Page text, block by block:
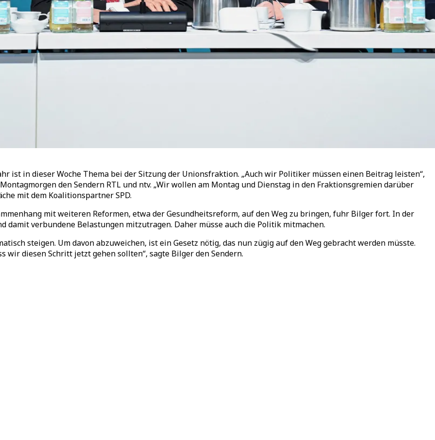
ist in dieser Woche Thema bei der Sitzung der Unionsfraktion. „Auch wir Politiker müssen einen Beitrag leisten“,
den Sendern RTL und ntv. „Wir wollen am Montag und Dienstag in den Fraktionsgremien darüber
mit dem Koalitionspartner SPD.
mit weiteren Reformen, etwa der Gesundheitsreform, auf den Weg zu bringen, fuhr Bilger fort. In der
damit verbundene Belastungen mitzutragen. Daher müsse auch die Politik mitmachen.
steigen. Um davon abzuweichen, ist ein Gesetz nötig, das nun zügig auf den Weg gebracht werden müsste.
wir diesen Schritt jetzt gehen sollten“, sagte Bilger den Sendern.